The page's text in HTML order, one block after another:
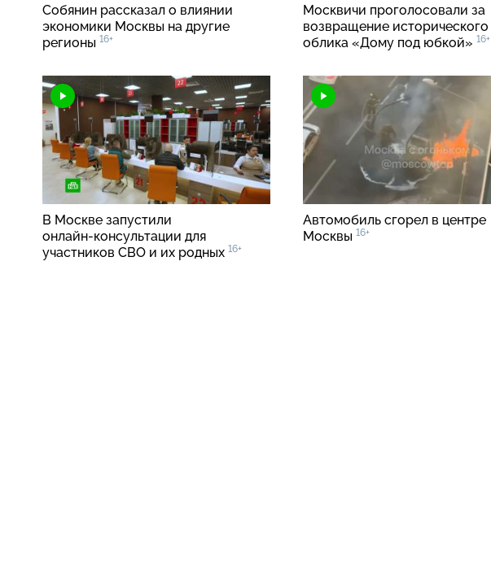
Собянин рассказал о влиянии
экономики Москвы на другие
регионы 16+
Москвичи проголосовали за
возвращение исторического
облика «Дому под юбкой» 16+
В Москве запустили
онлайн-консультации для
участников СВО и их родных 16+
Автомобиль сгорел в центре
Москвы 16+